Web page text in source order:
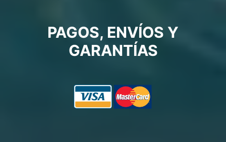
PAGOS, ENVÍOS Y
GARANTÍAS